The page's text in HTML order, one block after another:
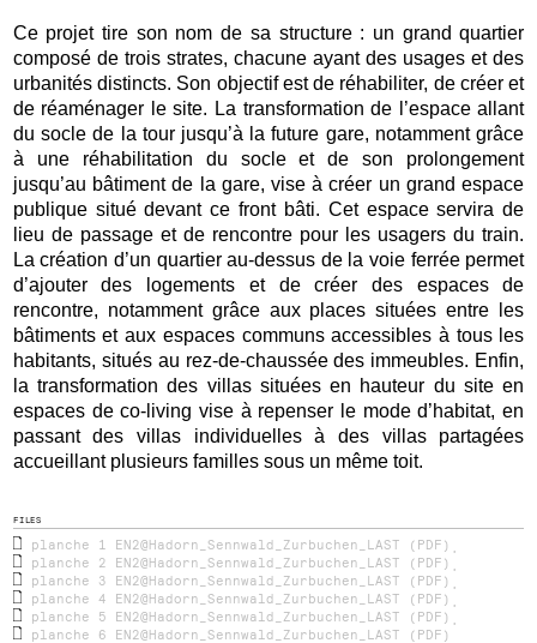
Ce projet tire son nom de sa structure : un grand quartier
composé de trois strates, chacune ayant des usages et des
urbanités distincts. Son objectif est de réhabiliter, de créer et
de réaménager le site. La transformation de l’espace allant
du socle de la tour jusqu’à la future gare, notamment grâce
à une réhabilitation du socle et de son prolongement
jusqu’au bâtiment de la gare, vise à créer un grand espace
publique situé devant ce front bâti. Cet espace servira de
lieu de passage et de rencontre pour les usagers du train.
La création d’un quartier au-dessus de la voie ferrée permet
d’ajouter des logements et de créer des espaces de
rencontre, notamment grâce aux places situées entre les
bâtiments et aux espaces communs accessibles à tous les
habitants, situés au rez-de-chaussée des immeubles. Enfin,
la transformation des villas situées en hauteur du site en
espaces de co-living vise à repenser le mode d’habitat, en
passant des villas individuelles à des villas partagées
accueillant plusieurs familles sous un même toit.
FILES
planche 1 EN2@Hadorn_Sennwald_Zurbuchen_LAST (PDF)
planche 2 EN2@Hadorn_Sennwald_Zurbuchen_LAST (PDF)
planche 3 EN2@Hadorn_Sennwald_Zurbuchen_LAST (PDF)
planche 4 EN2@Hadorn_Sennwald_Zurbuchen_LAST (PDF)
planche 5 EN2@Hadorn_Sennwald_Zurbuchen_LAST (PDF)
planche 6 EN2@Hadorn_Sennwald_Zurbuchen_LAST (PDF)